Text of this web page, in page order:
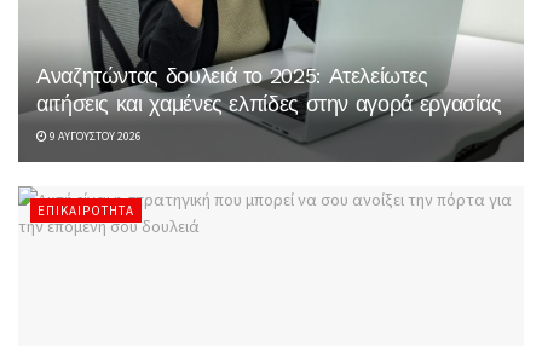
Αναζητώντας δουλειά το 2025: Ατελείωτες
αιτήσεις και χαμένες ελπίδες στην αγορά εργασίας
9 ΑΥΓΟΎΣΤΟΥ 2026
ΕΠΙΚΑΙΡΌΤΗΤΑ